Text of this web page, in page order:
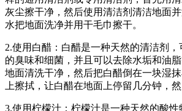
灰尘擦干净，然后使用清洁剂清洁地面
水把地面洗净并用干毛巾擦干。
2.使用白醋：白醋是一种天然的清洁剂
的臭味和细菌，并且可以去除水垢和油
地面清洗干净，然后把白醋倒在一块湿
上擦拭，让白醋在地面上停留几分钟，
3.使用柠檬汁：柠檬汁是一种天然的酸